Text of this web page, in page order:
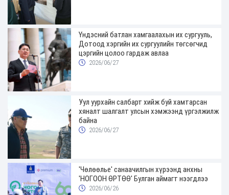
Үндэсний батлан хамгаалахын их сургууль,
Дотоод хэргийн их сургуулийн төгсөгчид
цэргийн цолоо гардаж авлаа
2026/06/27
Уул уурхайн салбарт хийж буй хамтарсан
хяналт шалгалт улсын хэмжээнд үргэлжилж
байна
2026/06/27
'Чөлөөлье' санаачилгын хүрээнд анхны
'НОГООН ӨРТӨӨ' Булган аймагт нээгдлээ
2026/06/26